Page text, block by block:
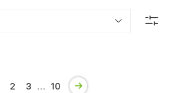
2 3 … 10